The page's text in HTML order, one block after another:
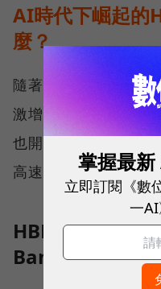
AI時代下崛起的
麼？
隨著生成式AI興起，
激增，帶動HBM市場
也開始佈局不同類型
高速互連的「CXL記
HBM高頻寬記
Bandwidth
掌握最新
立即訂閱《數
一